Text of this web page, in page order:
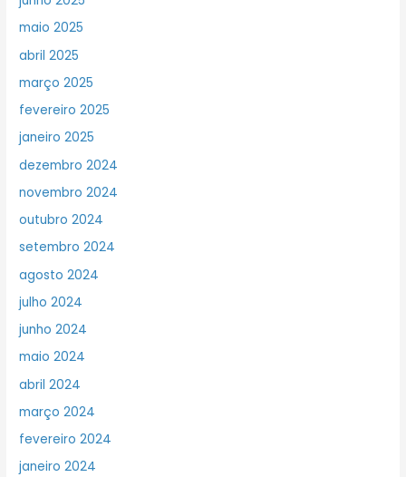
maio 2025
abril 2025
março 2025
fevereiro 2025
janeiro 2025
dezembro 2024
novembro 2024
outubro 2024
setembro 2024
agosto 2024
julho 2024
junho 2024
maio 2024
abril 2024
março 2024
fevereiro 2024
janeiro 2024